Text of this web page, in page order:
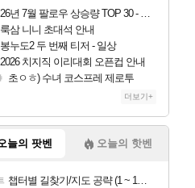
26년 7월 팔로우 상승량 TOP 30 - 월간 치지직
룩삼 니니 초대석 안내
봉누도2 두 번째 티저 - 일상
2026 치지직 이리대회 오픈컵 안내
초ㅇㅎ) 수녀 코스프레 제로투
더보기+
늘의 팟벤 오늘의 핫벤
챕터별 길찾기/지도 공략 (1 ~ 12장)